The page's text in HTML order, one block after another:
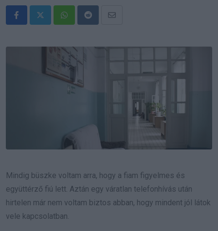
WhatsappRedditShare
Email
Mindig büszke voltam arra, hogy a fiam figyelmes és
együttérző fiú lett. Aztán egy váratlan telefonhívás után
hirtelen már nem voltam biztos abban, hogy mindent jól látok
vele kapcsolatban.